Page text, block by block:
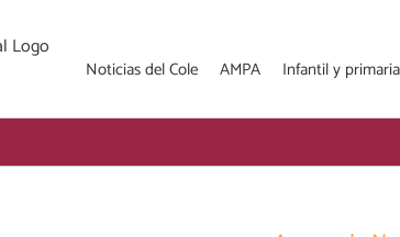
Noticias del Cole AMPA Infantil y primaria